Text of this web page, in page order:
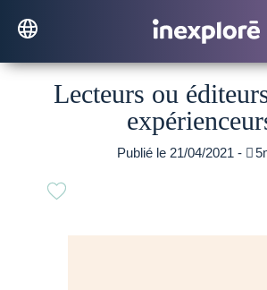
Lecteurs ou
Publié le 21/04/2021 - 